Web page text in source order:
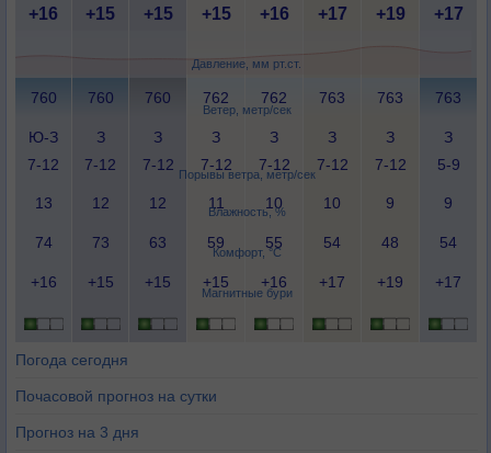
Давление, мм рт.ст.
Ветер, метр/сек
Порывы ветра, метр/сек
Влажность, %
Комфорт, °C
Магнитные бури
+16 +15 +15 +15 +16 +17 +19 +17
760 760 760 762 762 763 763 763
Ю-З
7-12
З
7-12
З
7-12
З
7-12
З
7-12
З
7-12
З
7-12
З
5-9
13 12 12 11 10 10 9 9
74 73 63 59 55 54 48 54
+16 +15 +15 +15 +16 +17 +19 +17
Погода сегодня
Почасовой прогноз на сутки
Прогноз на 3 дня